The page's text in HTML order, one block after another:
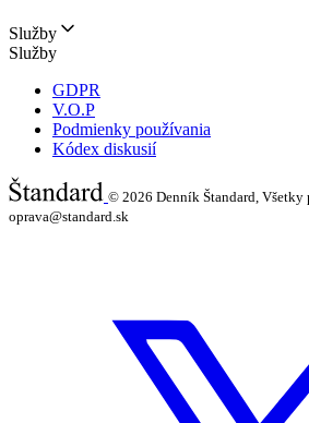
Služby
Služby
GDPR
V.O.P
Podmienky používania
Kódex diskusií
© 2026 Denník Štandard, Všetky
oprava@standard.sk